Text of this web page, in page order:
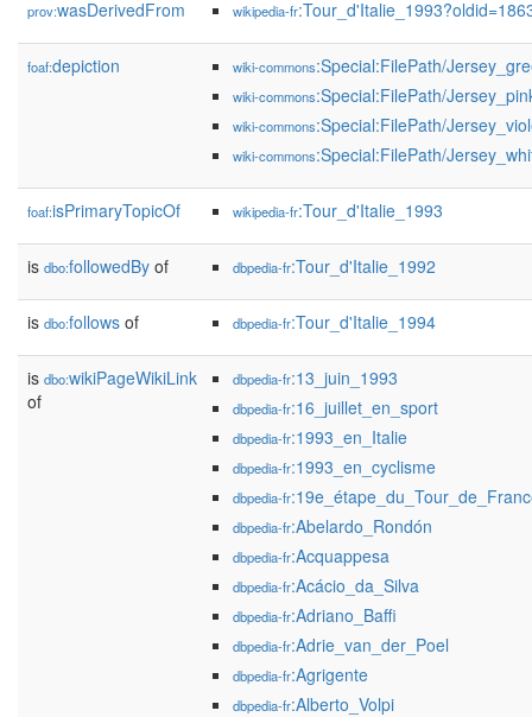
prov:wasDerivedFrom wikipedia-fr
foaf:depiction wiki-commons:Special:FilePath/
wiki-commons:Special:FilePath/
wiki-commons:Special:FilePath/
wiki-commons:Special:FilePath/
foaf:isPrimaryTopicOf wikipedia-fr:Tour_d'Italie_1993
is dbo:followedBy of dbpedia-fr:Tour_d'Italie_1992
is dbo:follows of dbpedia-fr:Tour_d'Italie_1994
is dbo:wikiPageWikiLink
of
dbpedia-fr:13_juin_1993
dbpedia-fr:16_juillet_en_sport
dbpedia-fr:1993_en_Italie
dbpedia-fr:1993_en_cyclisme
dbpedia-fr
dbpedia-fr:Abelardo_Rondón
dbpedia-fr:Acquappesa
dbpedia-fr:Acácio_da_Silva
dbpedia-fr:Adriano_Baffi
dbpedia-fr:Adrie_van_der_Poel
dbpedia-fr:Agrigente
dbpedia-fr:Alberto_Volpi